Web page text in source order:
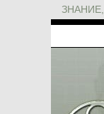
ЗНАНИЕ,